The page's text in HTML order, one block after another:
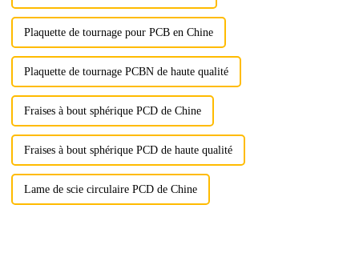
Plaquette de tournage pour PCB en Chine
Plaquette de tournage PCBN de haute qualité
Fraises à bout sphérique PCD de Chine
Fraises à bout sphérique PCD de haute qualité
Lame de scie circulaire PCD de Chine